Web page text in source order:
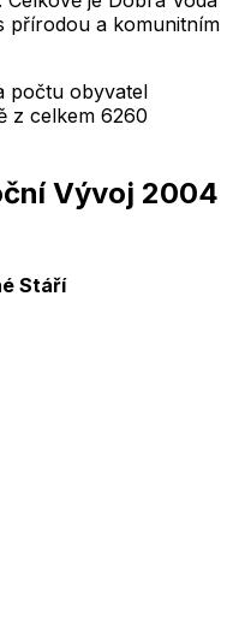
přírodou a komunitním
počtu obyvatel
z celkem 6260
Vývoj 2004
Stáří